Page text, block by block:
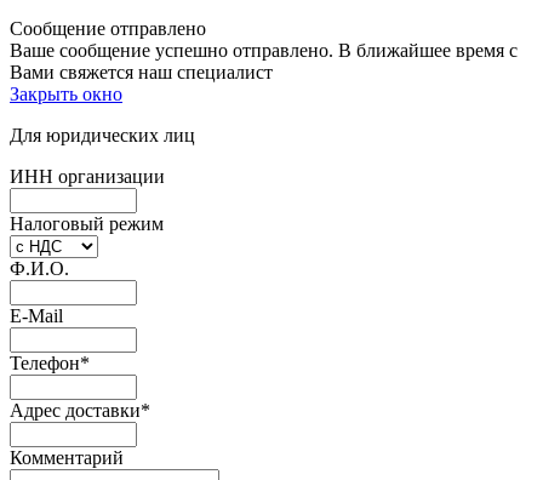
Сообщение отправлено
Ваше сообщение успешно отправлено. В ближайшее время с
Вами свяжется наш специалист
Закрыть окно
Для юридических лиц
ИНН организации
Налоговый режим
Ф.И.О.
E-Mail
Телефон*
Адрес доставки*
Комментарий